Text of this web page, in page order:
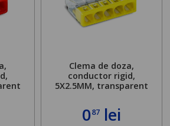
Clema de doza,
conductor rigid,
5X2.5MM, transparent
087 lei